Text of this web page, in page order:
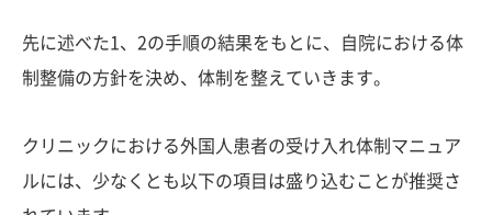
先に述べた1、2の手順の結果をもとに、自院における体
制整備の方針を決め、体制を整えていきます。
クリニックにおける外国人患者の受け入れ体制マニュア
ルには、少なくとも以下の項目は盛り込むことが推奨さ